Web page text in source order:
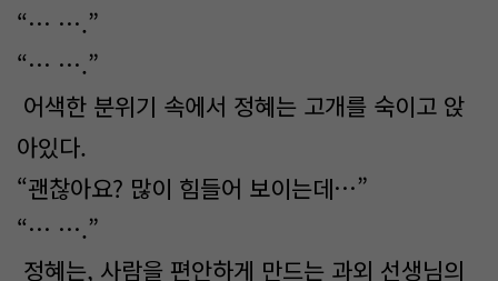
“… ….”
“… ….”
어색한 분위기 속에서 정혜는 고개를 숙이고 앉
아있다.
“괜찮아요? 많이 힘들어 보이는데…”
“… ….”
정혜는, 사람을 편안하게 만드는 과외 선생님의